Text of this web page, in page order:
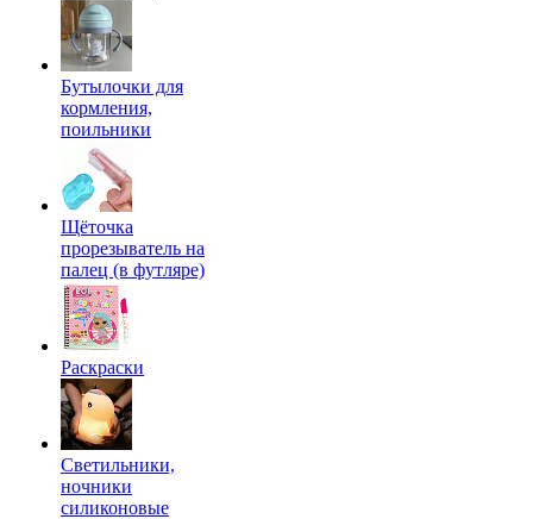
Бутылочки для
кормления,
поильники
Щёточка
прорезыватель на
палец (в футляре)
Раскраски
Светильники,
ночники
силиконовые